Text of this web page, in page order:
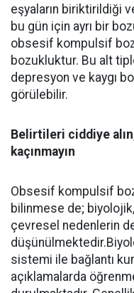
eşyaların biriktirildiği
bu gün için ayrı bir
obsesif kompulsif
bozukluktur. Bu alt
depresyon ve kaygı
görülebilir.
Belirtileri ciddiye
kaçınmayın
Obsesif kompulsif
bilinmese de;
çevresel nedenlerin
sistemi ile bağlantı
açıklamalarda